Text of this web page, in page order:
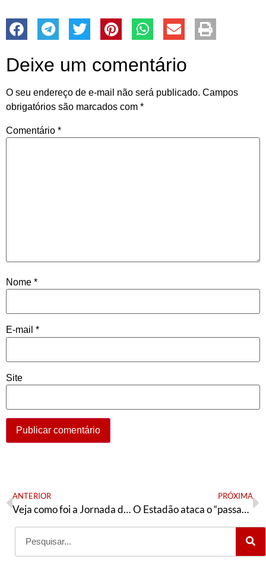
Deixe um comentário
O seu endereço de e-mail não será publicado. Campos
obrigatórios são marcados com *
Comentário *
Nome *
E-mail *
Site
ANTERIOR
Veja como foi a Jornada de Formação Política Feminista com Jandyra Uehara
PRÓXIMA
O Estadão ataca o “passadismo decrépito do PT”